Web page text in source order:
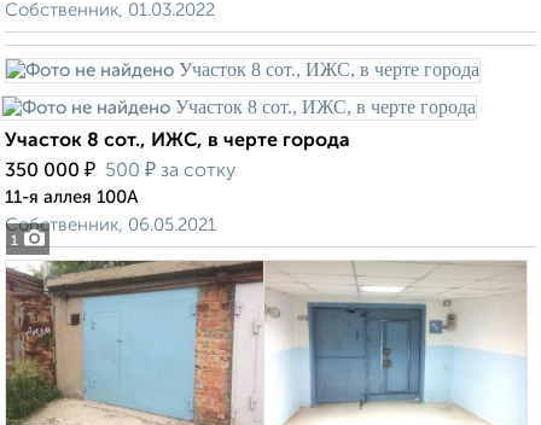
Собственник, 01.03.2022
1
Участок 8 сот., ИЖС, в черте города
350 000 ₽ 500 ₽ за сотку
11-я аллея 100А
Собственник, 06.05.2021